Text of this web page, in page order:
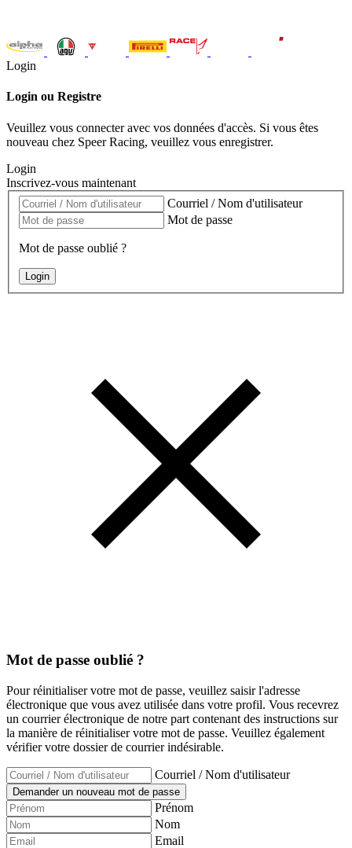
Login
Login ou Registre
Veuillez vous connecter avec vos données d'accès. Si vous êtes
nouveau chez Speer Racing, veuillez vous enregistrer.
Login
Inscrivez-vous maintenant
Courriel / Nom d'utilisateur
Mot de passe
Mot de passe oublié ?
Mot de passe oublié ?
Pour réinitialiser votre mot de passe, veuillez saisir l'adresse
électronique que vous avez utilisée dans votre profil. Vous recevrez
un courrier électronique de notre part contenant des instructions sur
la manière de réinitialiser votre mot de passe. Veuillez également
vérifier votre dossier de courrier indésirable.
Courriel / Nom d'utilisateur
Prénom
Nom
Email